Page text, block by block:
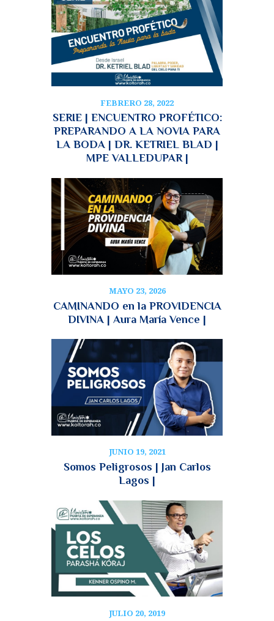
FEBRERO 28, 2022
SERIE | ENCUENTRO PROFÉTICO:
PREPARANDO A LA NOVIA PARA
LA BODA | DR. KETRIEL BLAD |
MPE VALLEDUPAR |
MAYO 23, 2026
CAMINANDO en la PROVIDENCIA
DIVINA | Aura María Vence |
JUNIO 19, 2021
Somos Peligrosos | Jan Carlos
Lagos |
JULIO 20, 2019